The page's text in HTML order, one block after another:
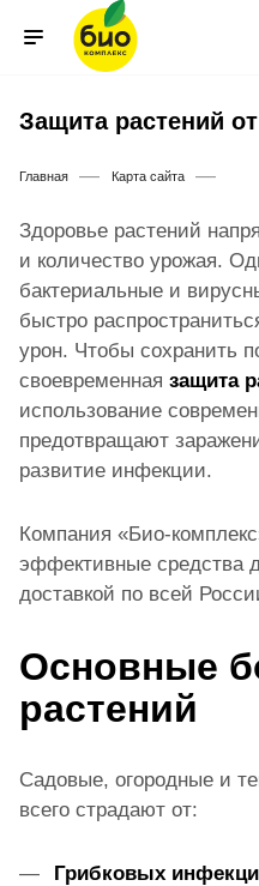
Защита растений
Главная — Карта сайта —
Здоровье растений
и количество урожая.
бактериальные и
быстро
урон. Чтобы сохранить
своевременная защита
использование
предотвращают
развитие инфекции.
Компания «Био-
эффективные средства
доставкой по всей
Основные
растений
Садовые, огородные и
всего страдают от:
Грибковых